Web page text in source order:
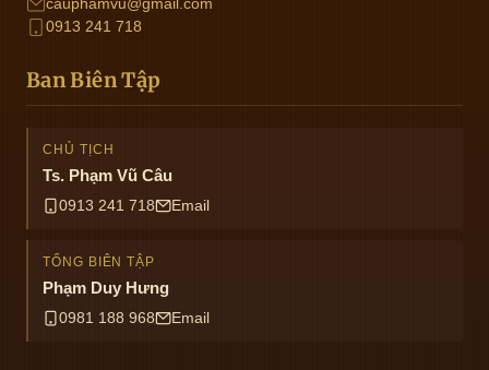
cauphamvu@gmail.com
0913 241 718
Ban Biên Tập
CHỦ TỊCH
Ts. Phạm Vũ Câu
0913 241 718 Email
TỔNG BIÊN TẬP
Phạm Duy Hưng
0981 188 968 Email